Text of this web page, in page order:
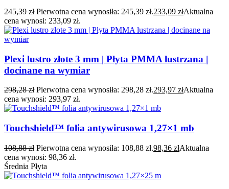
245,39zł Pierwotna cena wynosiła: 245,39 zł.233,09 złAktualna
cena wynosi: 233,09 zł.
Plexi lustro złote 3 mm | Płyta PMMA lustrzana |
docinane na wymiar
298,28zł Pierwotna cena wynosiła: 298,28 zł.293,97 złAktualna
cena wynosi: 293,97 zł.
Touchshield™ folia antywirusowa 1,27×1 mb
108,88zł Pierwotna cena wynosiła: 108,88 zł.98,36 złAktualna
cena wynosi: 98,36 zł.
Średnia Płyta